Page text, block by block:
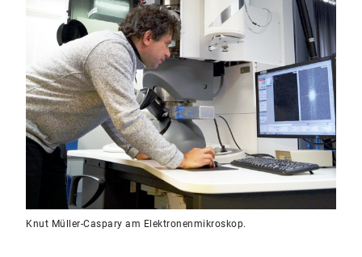
Knut Müller-Caspary am Elektronenmikroskop.